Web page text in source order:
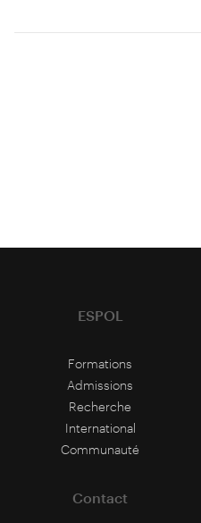
ESPOL
Formations
Admissions
Recherche
International
Communauté
Contact